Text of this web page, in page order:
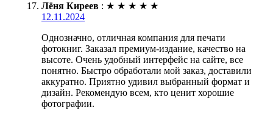
Лёня Киреев : ★ ★ ★ ★ ★
12.11.2024
Однозначно, отличная компания для печати
фотокниг. Заказал премиум-издание, качество на
высоте. Очень удобный интерфейс на сайте, все
понятно. Быстро обработали мой заказ, доставили
аккуратно. Приятно удивил выбранный формат и
дизайн. Рекомендую всем, кто ценит хорошие
фотографии.